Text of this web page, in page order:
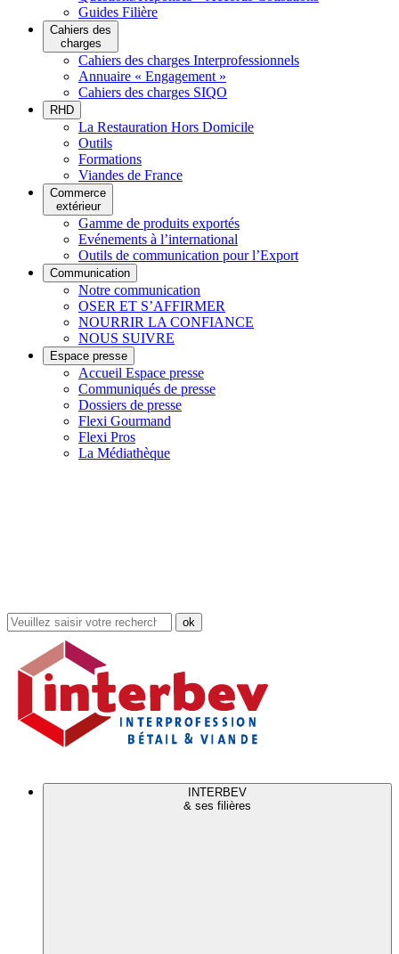
Guides Filière
Cahiers des
charges
Cahiers des charges Interprofessionnels
Annuaire « Engagement »
Cahiers des charges SIQO
RHD
La Restauration Hors Domicile
Outils
Formations
Viandes de France
Commerce
extérieur
Gamme de produits exportés
Evénements à l’international
Outils de communication pour l’Export
Communication
Notre communication
OSER ET S’AFFIRMER
NOURRIR LA CONFIANCE
NOUS SUIVRE
Espace presse
Accueil Espace presse
Communiqués de presse
Dossiers de presse
Flexi Gourmand
Flexi Pros
La Médiathèque
Rechercher
dans
site
INTERBEV
& ses filières